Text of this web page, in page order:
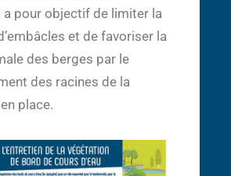
a pour objectif de limiter la
et de favoriser la
des berges par le
des racines de la
place.